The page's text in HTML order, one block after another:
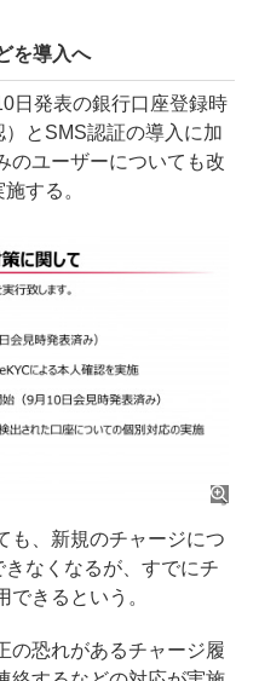
を導入へ
日発表の銀行口座登録時
とSMS認証の導入に加
のユーザーについても改
する。
、新規のチャージにつ
なくなるが、すでにチ
きるという。
恐れがあるチャージ履